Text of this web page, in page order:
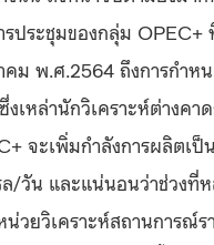
รประชุมของกลุ่ม OPEC+
ม พ.ศ.2564 ถึงการกำห
เหล่านักวิเคราะห์ต่างคา
จะเพิ่มกำลังการผลิตเป็
ล/วัน และแน่นอนว่าช่วงที่
วยวิเคราะห์สถานการณ์